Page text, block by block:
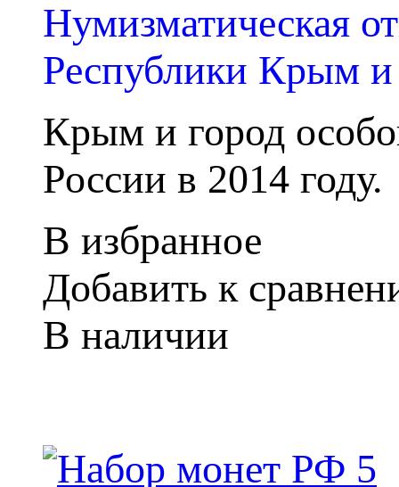
Нумизматическая
Республики Крым и
Крым и город
России в 2014 году.
В избранное
Добавить к
В наличии